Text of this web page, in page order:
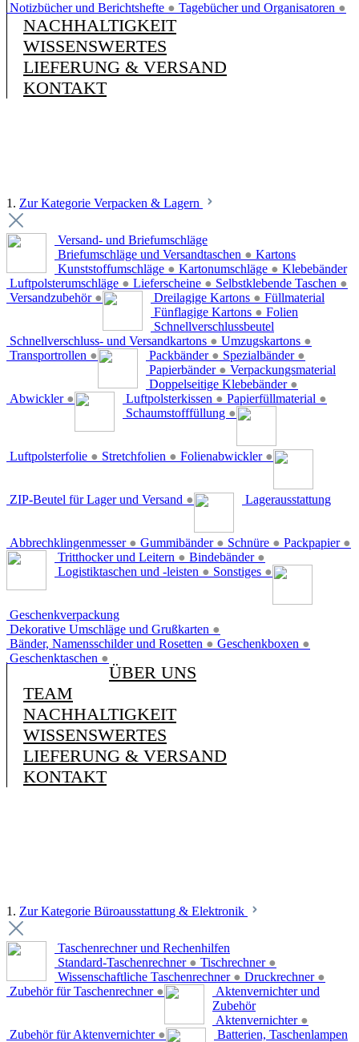
Notizbücher und Berichtshefte ● Tagebücher und Organisatoren ●
NACHHALTIGKEIT
WISSENSWERTES
LIEFERUNG & VERSAND
KONTAKT
1. Zur Kategorie Verpacken & Lagern
Versand- und Briefumschläge
Briefumschläge und Versandtaschen ●
Kunststoffumschläge ● Kartonumschläge ●
Luftpolsterumschläge ● Lieferscheine ● Selbstklebende Taschen ●
Versandzubehör ●
Kartons
Dreilagige Kartons ●
Fünflagige Kartons ●
Schnellverschluss- und Versandkartons ● Umzugskartons ●
Transportrollen ●
Klebebänder
Packbänder ● Spezialbänder ●
Papierbänder ●
Doppelseitige Klebebänder ●
Abwickler ●
Füllmaterial
Luftpolsterkissen ● Papierfüllmaterial ●
Schaumstofffüllung ●
Folien
Luftpolsterfolie ● Stretchfolien ● Folienabwickler ●
Schnellverschlussbeutel
ZIP-Beutel für Lager und Versand ●
Verpackungsmaterial
Abbrechklingenmesser ● Gummibänder ● Schnüre ● Packpapier ●
Lagerausstattung
Tritthocker und Leitern ● Bindebänder ●
Logistiktaschen und -leisten ● Sonstiges ●
Geschenkverpackung
Dekorative Umschläge und Grußkarten ●
Bänder, Namensschilder und Rosetten ● Geschenkboxen ●
Geschenktaschen ●
ÜBER UNS
TEAM
NACHHALTIGKEIT
WISSENSWERTES
LIEFERUNG & VERSAND
KONTAKT
1. Zur Kategorie Büroausstattung & Elektronik
Taschenrechner und Rechenhilfen
Standard-Taschenrechner ● Tischrechner ●
Wissenschaftliche Taschenrechner ● Druckrechner ●
Zubehör für Taschenrechner ●
Aktenvernichter und
Zubehör
Aktenvernichter ●
Zubehör für Aktenvernichter ● Batterien, Taschenlampen